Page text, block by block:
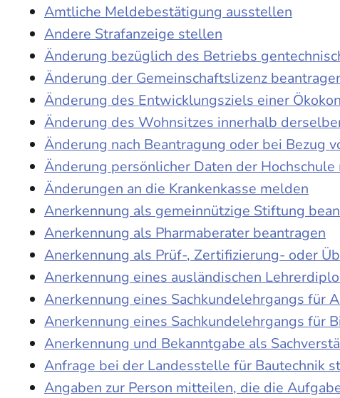
Amtliche Meldebestätigung ausstellen
Andere Strafanzeige stellen
Änderung bezüglich des Betriebs
Änderung der Gemeinschaftslizenz
Änderung des Entwicklungsziels einer
Änderung des Wohnsitzes innerhalb
Änderung nach Beantragung oder bei Bezug
Änderung persönlicher Daten der
Änderungen an die Krankenkasse melden
Anerkennung als gemeinnützige Stiftung
Anerkennung als Pharmaberater beantragen
Anerkennung als Prüf-, Zertifizierung- oder
Anerkennung eines ausländischen
Anerkennung eines Sachkundelehrgangs für
Anerkennung eines Sachkundelehrgangs für
Anerkennung und Bekanntgabe als
Anfrage bei der Landesstelle für Bautechnik
Angaben zur Person mitteilen, die die